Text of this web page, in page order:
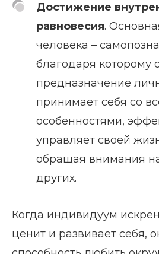
Достижение
равновесия.
человека –
благодаря которому
предназначение
принимает себя со
особенностями,
управляет своей
обращая внимания
других.
Когда индивидуум
ценит и развивает себя,